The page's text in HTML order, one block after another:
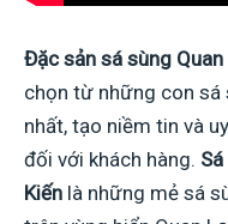
Đặc sản sá sùng Quan
chọn từ những con
nhất, tạo niềm tin và
đối với khách hàng.
Kiến là những mẻ sá